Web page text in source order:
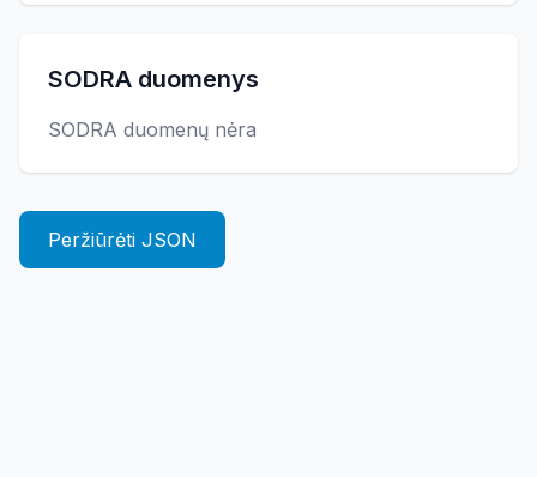
SODRA duomenys
SODRA duomenų nėra
Peržiūrėti JSON